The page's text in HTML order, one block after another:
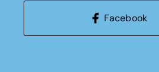
Facebook